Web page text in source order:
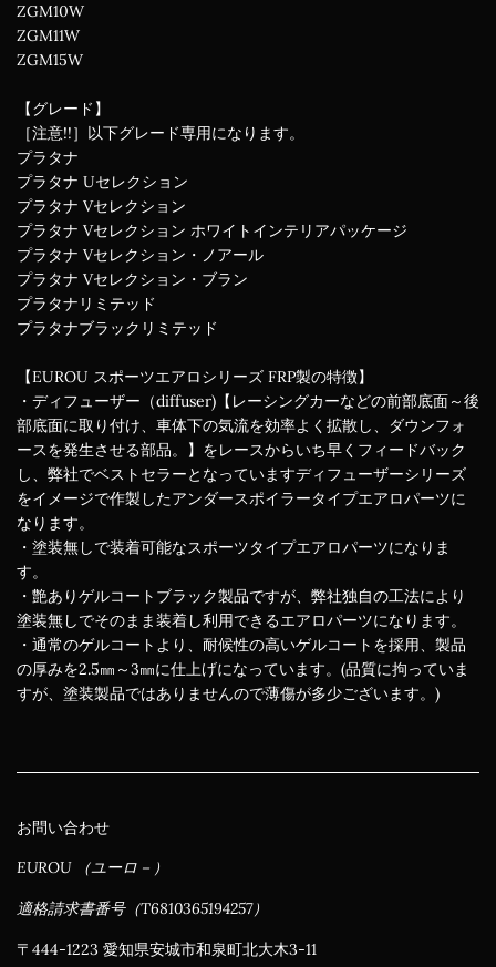
ZGM10W
ZGM11W
ZGM15W
【グレード】
［注意!!］以下グレード専用になります。
プラタナ
プラタナ Uセレクション
プラタナ Vセレクション
プラタナ Vセレクション ホワイトインテリアパッケージ
プラタナ Vセレクション・ノアール
プラタナ Vセレクション・ブラン
プラタナリミテッド
プラタナブラックリミテッド
【EUROU スポーツエアロシリーズ FRP製の特徴】
・ディフューザー（diffuser)【レーシングカーなどの前部底面～後
部底面に取り付け、車体下の気流を効率よく拡散し、ダウンフォ
ースを発生させる部品。】をレースからいち早くフィードバック
し、弊社でベストセラーとなっていますディフューザーシリーズ
をイメージで作製したアンダースポイラータイプエアロパーツに
なります。
・塗装無しで装着可能なスポーツタイプエアロパーツになりま
す。
・艶ありゲルコートブラック製品ですが、弊社独自の工法により
塗装無しでそのまま装着し利用できるエアロパーツになります。
・通常のゲルコートより、耐候性の高いゲルコートを採用、製品
の厚みを2.5㎜～3㎜に仕上げになっています。(品質に拘っていま
すが、塗装製品ではありませんので薄傷が多少ございます。)
お問い合わせ
EUROU （ユーロ－）
適格請求書番号（T6810365194257）
〒444-1223 愛知県安城市和泉町北大木3-11